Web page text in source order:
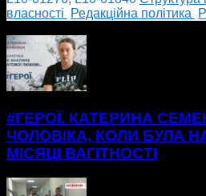
власності
Редакційна політика
#ГЕРОЇ. КАТЕРИНА
ЧОЛОВІКА, КОЛИ БУЛА
МІСЯЦІ ВАГІТНОСТІ